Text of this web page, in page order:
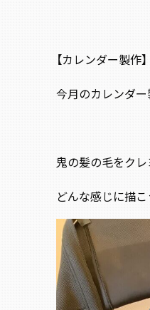
【カレンダー製作】
今月のカレンダー
鬼の髪の毛をクレ
どんな感じに描こ